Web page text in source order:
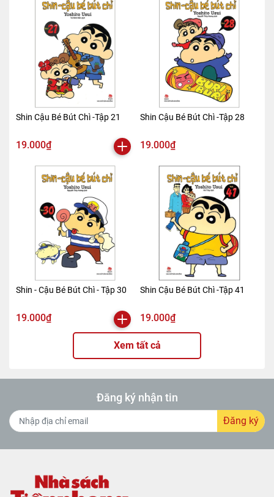
Shin Cậu Bé Bút Chì -Tập 21
19.000₫
Shin Cậu Bé Bút Chì -Tập 28
19.000₫
Shin - Cậu Bé Bút Chì - Tập 30
19.000₫
Shin Cậu Bé Bút Chì -Tập 41
19.000₫
Xem tất cả
Đăng ký nhận tin
Đăng ký